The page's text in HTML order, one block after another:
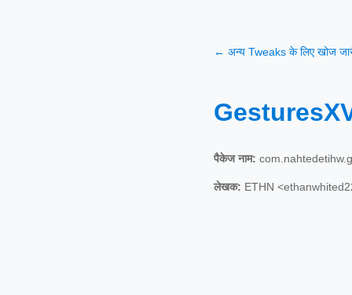
← अन्य Tweaks के लिए खोज
पैकेज नाम:
लेखक: ETHN